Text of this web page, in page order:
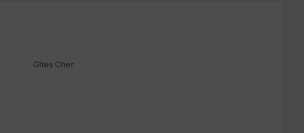
Gîtes Cher